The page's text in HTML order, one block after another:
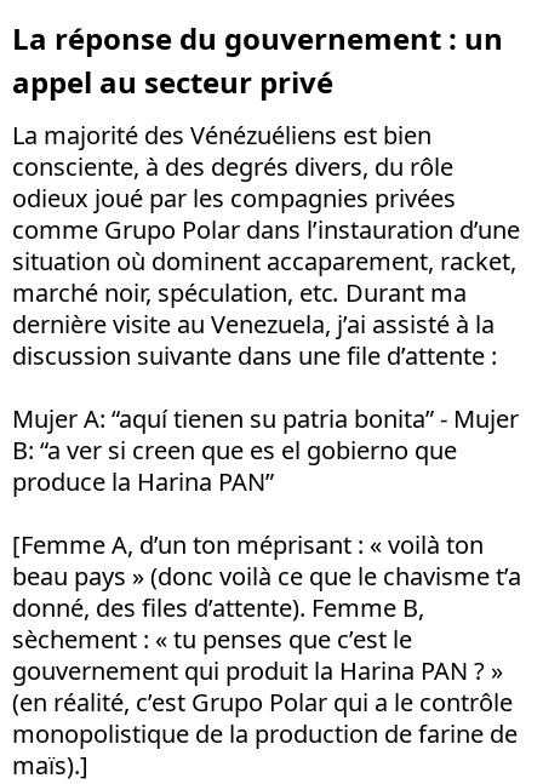
La réponse du gouvernement : un
appel au secteur privé
La majorité des Vénézuéliens est bien
consciente, à des degrés divers, du rôle
odieux joué par les compagnies privées
comme Grupo Polar dans l’instauration d’une
situation où dominent accaparement, racket,
marché noir, spéculation, etc. Durant ma
dernière visite au Venezuela, j’ai assisté à la
discussion suivante dans une file d’attente :
Mujer A: “aquí tienen su patria bonita” - Mujer
B: “a ver si creen que es el gobierno que
produce la Harina PAN”
[Femme A, d’un ton méprisant : « voilà ton
beau pays » (donc voilà ce que le chavisme t’a
donné, des files d’attente). Femme B,
sèchement : « tu penses que c’est le
gouvernement qui produit la Harina PAN ? »
(en réalité, c’est Grupo Polar qui a le contrôle
monopolistique de la production de farine de
maïs).]